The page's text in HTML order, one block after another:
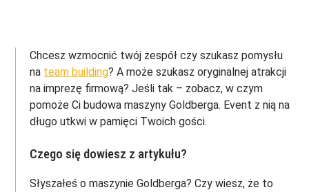
Chcesz wzmocnić twój zespół czy szukasz pomysłu
na team building? A może szukasz oryginalnej atrakcji
na imprezę firmową? Jeśli tak – zobacz, w czym
pomoże Ci budowa maszyny Goldberga. Event z nią na
długo utkwi w pamięci Twoich gości.
Czego się dowiesz z artykułu?
Słyszałeś o maszynie Goldberga? Czy wiesz, że to